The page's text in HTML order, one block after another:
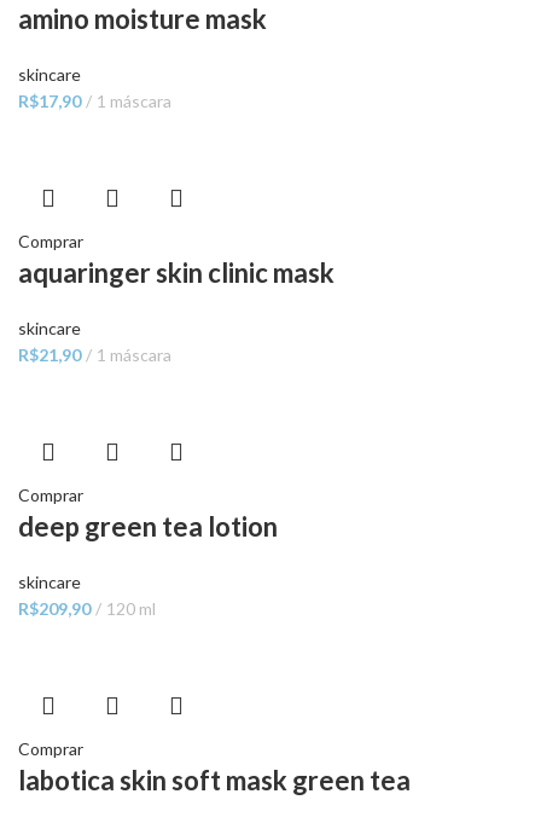
amino moisture mask
skincare
R$17,90 1 máscara
Comprar
aquaringer skin clinic mask
skincare
R$21,90 1 máscara
Comprar
deep green tea lotion
skincare
R$209,90 120 ml
Comprar
labotica skin soft mask green tea